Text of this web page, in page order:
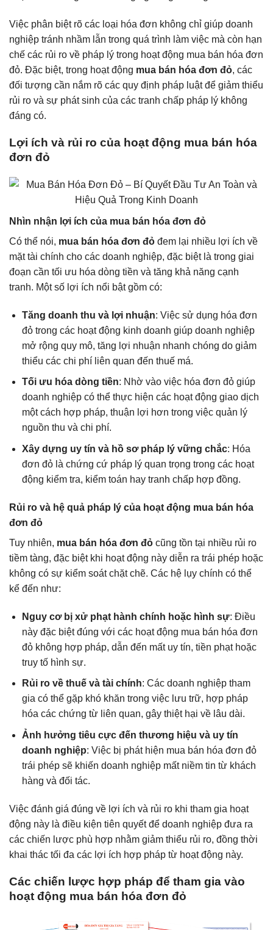
Việc phân biệt rõ các loại hóa đơn không chỉ giúp doanh
nghiệp tránh nhầm lẫn trong quá trình làm việc mà còn hạn
chế các rủi ro về pháp lý trong hoạt động mua bán hóa đơn
đỏ. Đặc biệt, trong hoạt động mua bán hóa đơn đỏ, các
đối tượng cần nắm rõ các quy định pháp luật để giảm thiểu
rủi ro và sự phát sinh của các tranh chấp pháp lý không
đáng có.
Lợi ích và rủi ro của hoạt động mua bán hóa
đơn đỏ
Nhìn nhận lợi ích của mua bán hóa đơn đỏ
Có thể nói, mua bán hóa đơn đỏ đem lại nhiều lợi ích về
mặt tài chính cho các doanh nghiệp, đặc biệt là trong giai
đoạn cần tối ưu hóa dòng tiền và tăng khả năng cạnh
tranh. Một số lợi ích nổi bật gồm có:
Tăng doanh thu và lợi nhuận: Việc sử dụng hóa đơn
đỏ trong các hoạt động kinh doanh giúp doanh nghiệp
mở rộng quy mô, tăng lợi nhuận nhanh chóng do giảm
thiểu các chi phí liên quan đến thuế má.
Tối ưu hóa dòng tiền: Nhờ vào việc hóa đơn đỏ giúp
doanh nghiệp có thể thực hiện các hoạt động giao dịch
một cách hợp pháp, thuận lợi hơn trong việc quản lý
nguồn thu và chi phí.
Xây dựng uy tín và hồ sơ pháp lý vững chắc: Hóa
đơn đỏ là chứng cứ pháp lý quan trọng trong các hoạt
động kiểm tra, kiểm toán hay tranh chấp hợp đồng.
Rủi ro và hệ quả pháp lý của hoạt động mua bán hóa
đơn đỏ
Tuy nhiên, mua bán hóa đơn đỏ cũng tồn tại nhiều rủi ro
tiềm tàng, đặc biệt khi hoạt động này diễn ra trái phép hoặc
không có sự kiểm soát chặt chẽ. Các hệ lụy chính có thể
kể đến như:
Nguy cơ bị xử phạt hành chính hoặc hình sự: Điều
này đặc biệt đúng với các hoạt động mua bán hóa đơn
đỏ không hợp pháp, dẫn đến mất uy tín, tiền phạt hoặc
truy tố hình sự.
Rủi ro về thuế và tài chính: Các doanh nghiệp tham
gia có thể gặp khó khăn trong việc lưu trữ, hợp pháp
hóa các chứng từ liên quan, gây thiệt hại về lâu dài.
Ảnh hưởng tiêu cực đến thương hiệu và uy tín
doanh nghiệp: Việc bị phát hiện mua bán hóa đơn đỏ
trái phép sẽ khiến doanh nghiệp mất niềm tin từ khách
hàng và đối tác.
Việc đánh giá đúng về lợi ích và rủi ro khi tham gia hoạt
động này là điều kiện tiên quyết để doanh nghiệp đưa ra
các chiến lược phù hợp nhằm giảm thiểu rủi ro, đồng thời
khai thác tối đa các lợi ích hợp pháp từ hoạt động này.
Các chiến lược hợp pháp để tham gia vào
hoạt động mua bán hóa đơn đỏ